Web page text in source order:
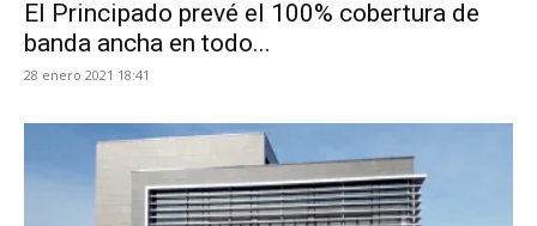
El Principado prevé el 100% cobertura de
banda ancha en todo...
28 enero 2021 18:41